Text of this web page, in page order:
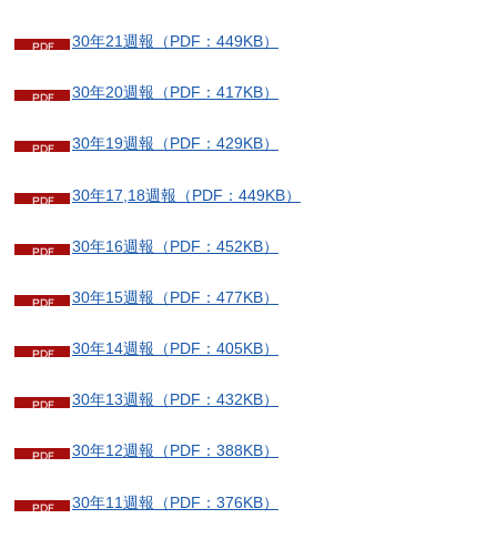
30年21週報（PDF：449KB）
30年20週報（PDF：417KB）
30年19週報（PDF：429KB）
30年17,18週報（PDF：449KB）
30年16週報（PDF：452KB）
30年15週報（PDF：477KB）
30年14週報（PDF：405KB）
30年13週報（PDF：432KB）
30年12週報（PDF：388KB）
30年11週報（PDF：376KB）